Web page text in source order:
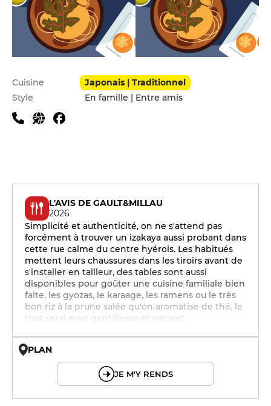
Infos pratiques
Cuisine
Japonais | Traditionnel
Style
En famille | Entre amis
L'AVIS DE GAULT&MILLAU
2026
Simplicité et authenticité, on ne s'attend pas
forcément à trouver un izakaya aussi probant dans
cette rue calme du centre hyérois. Les habitués
mettent leurs chaussures dans les tiroirs avant de
s'installer en tailleur, des tables sont aussi
disponibles pour goûter une cuisine familiale bien
faite, les gyozas, le karaage, les ramens ou le très
bon riz à la prune salée qu'on aromatise de thé, le
tout servi avec gentillesse et naturel.
PLAN
JE M'Y RENDS